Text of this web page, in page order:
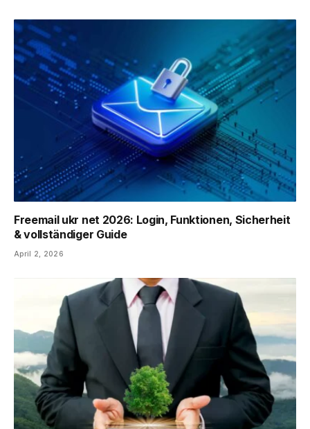
Freemail ukr net 2026: Login, Funktionen, Sicherheit
& vollständiger Guide
April 2, 2026